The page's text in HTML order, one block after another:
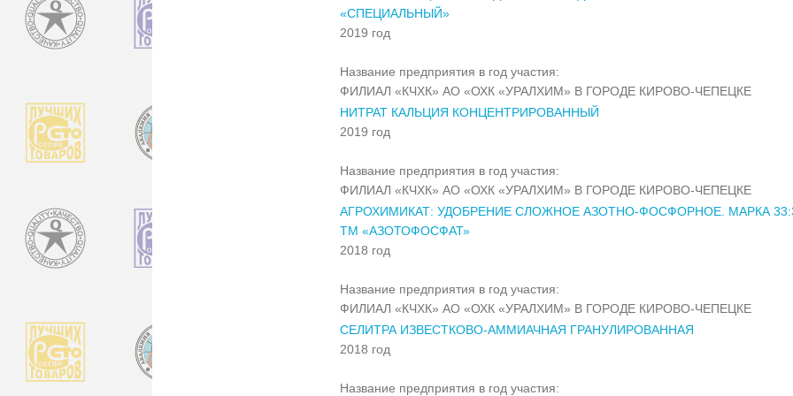
«СПЕЦИАЛЬНЫЙ»
2019 год
Название предприятия в год участия:
ФИЛИАЛ «КЧХК» АО «ОХК «УРАЛХИМ» В ГОРОДЕ КИРОВО-ЧЕПЕЦКЕ
НИТРАТ КАЛЬЦИЯ КОНЦЕНТРИРОВАННЫЙ
2019 год
Название предприятия в год участия:
ФИЛИАЛ «КЧХК» АО «ОХК «УРАЛХИМ» В ГОРОДЕ КИРОВО-ЧЕПЕЦКЕ
АГРОХИМИКАТ: УДОБРЕНИЕ СЛОЖНОЕ АЗОТНО-ФОСФОРНОЕ. МАРКА
ТМ «АЗОТОФОСФАТ»
2018 год
Название предприятия в год участия:
ФИЛИАЛ «КЧХК» АО «ОХК «УРАЛХИМ» В ГОРОДЕ КИРОВО-ЧЕПЕЦКЕ
СЕЛИТРА ИЗВЕСТКОВО-АММИАЧНАЯ ГРАНУЛИРОВАННАЯ
2018 год
Название предприятия в год участия: